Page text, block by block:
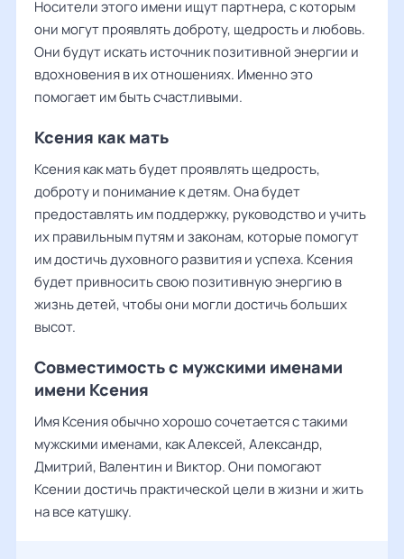
Носители этого имени ищут партнера, с которым
они могут проявлять доброту, щедрость и любовь.
Они будут искать источник позитивной энергии и
вдохновения в их отношениях. Именно это
помогает им быть счастливыми.
Ксения как мать
Ксения как мать будет проявлять щедрость,
доброту и понимание к детям. Она будет
предоставлять им поддержку, руководство и учить
их правильным путям и законам, которые помогут
им достичь духовного развития и успеха. Ксения
будет привносить свою позитивную энергию в
жизнь детей, чтобы они могли достичь больших
высот.
Совместимость c мужскими именами
имени Ксения
Имя Ксения обычно хорошо сочетается с такими
мужскими именами, как Алексей, Александр,
Дмитрий, Валентин и Виктор. Они помогают
Ксении достичь практической цели в жизни и жить
на все катушку.